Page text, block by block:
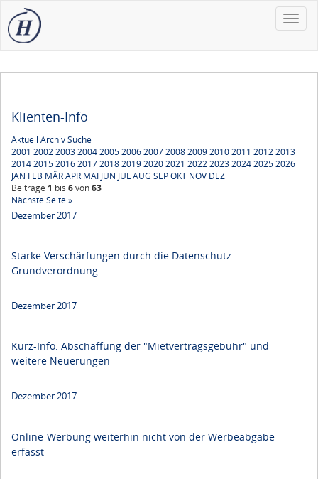
Toggle
Klienten-Info
Aktuell ArchivSuche
2001 2002200320042005200620072008200920102011 20122013
20142015201620172018201920202021 20222023202420252026
JAN FEB MÄRAPR MAI JUN JULAUG SEPOKT NOV DEZ
Beiträge 1 bis 6von63
Nächste Seite »
Dezember 2017
Starke Verschärfungen durch die Datenschutz-
Grundverordnung
Dezember 2017
Kurz-Info: Abschaffung der "Mietvertragsgebühr" und
weitere Neuerungen
Dezember 2017
Online-Werbung weiterhin nicht von der Werbeabgabe
erfasst